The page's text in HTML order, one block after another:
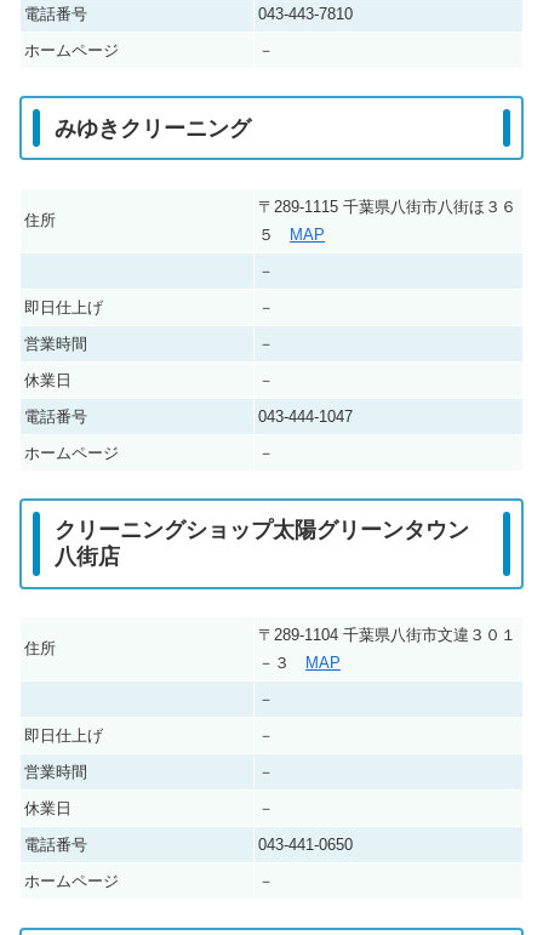
電話番号
043-443-7810
ホームページ
－
みゆきクリーニング
住所
〒289-1115 千葉県八街市八街ほ３６
５ MAP
－
即日仕上げ
－
営業時間
－
休業日
－
電話番号
043-444-1047
ホームページ
－
クリーニングショップ太陽グリーンタウン
八街店
住所
〒289-1104 千葉県八街市文違３０１
－３
MAP
－
即日仕上げ
－
営業時間
－
休業日
－
電話番号
043-441-0650
ホームページ
－